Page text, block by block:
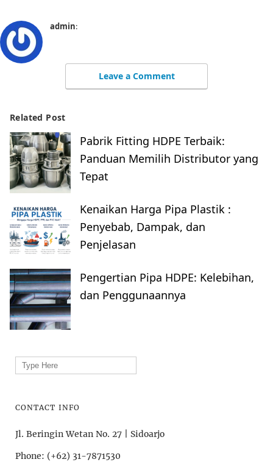
admin:
Leave a Comment
Related Post
Pabrik Fitting HDPE Terbaik:
Panduan Memilih Distributor yang
Tepat
Kenaikan Harga Pipa Plastik :
Penyebab, Dampak, dan
Penjelasan
Pengertian Pipa HDPE: Kelebihan,
dan Penggunaannya
Search
for:
CONTACT INFO
Jl. Beringin Wetan No. 27 | Sidoarjo
Phone: (+62) 31-7871530